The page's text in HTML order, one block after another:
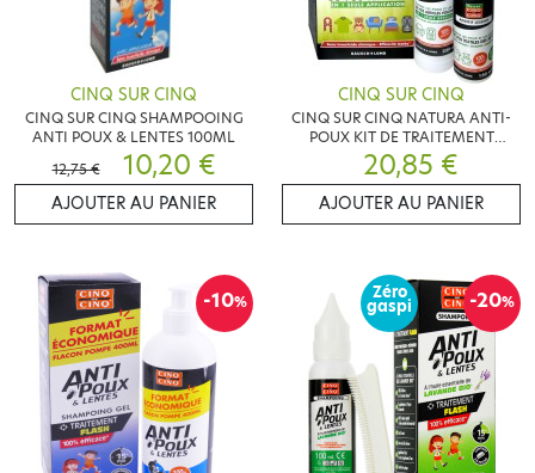
CINQ SUR CINQ
CINQ SUR CINQ SHAMPOOING
ANTI POUX & LENTES 100ML
12,75 €
10,20 €
AJOUTER AU PANIER
CINQ SUR CINQ
CINQ SUR CINQ NATURA ANTI-
POUX KIT DE TRAITEMENT
ENVIRONNEMENT
20,85 €
AJOUTER AU PANIER
-10% -20%
Zéro
gaspi